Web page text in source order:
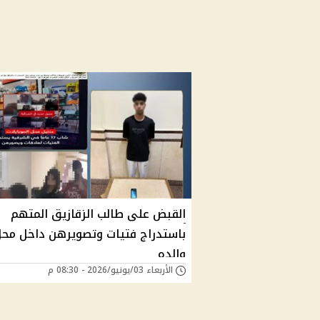
القبض على طالب الزقازيق المتهم
باستدراج فتيات وتصويرهن داخل
والده
الأربعاء 03/يونيو/2026 - 08:30 م